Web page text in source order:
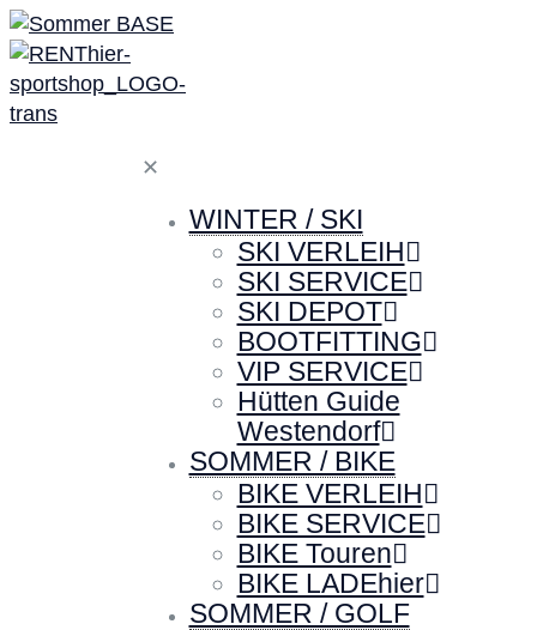
✕
WINTER / SKI
SKI VERLEIH
SKI SERVICE
SKI DEPOT
BOOTFITTING
VIP SERVICE
Hütten Guide
Westendorf
SOMMER / BIKE
BIKE VERLEIH
BIKE SERVICE
BIKE Touren
BIKE LADEhier
SOMMER / GOLF